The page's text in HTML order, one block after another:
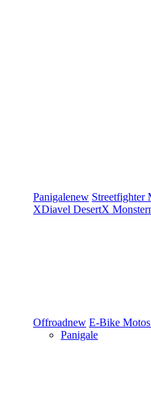
Panigalenew Streetfighter
XDiavel DesertX Monster
Offroadnew E-Bike
Panigale